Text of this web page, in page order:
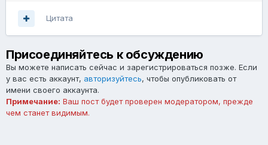
Цитата
Присоединяйтесь к обсуждению
Вы можете написать сейчас и зарегистрироваться позже. Если
у вас есть аккаунт, авторизуйтесь, чтобы опубликовать от
имени своего аккаунта.
Примечание: Ваш пост будет проверен модератором, прежде
чем станет видимым.